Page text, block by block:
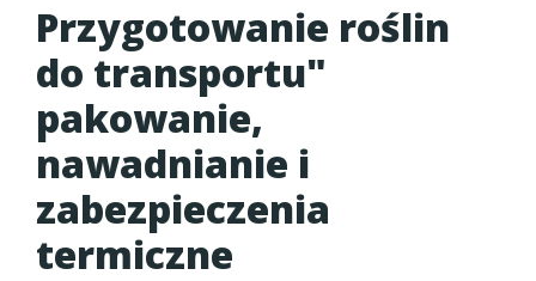
Przygotowanie roślin
do transportu"
pakowanie,
nawadnianie i
zabezpieczenia
termiczne